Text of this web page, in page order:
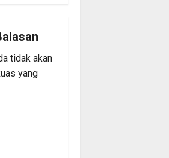
tidak akan
yang